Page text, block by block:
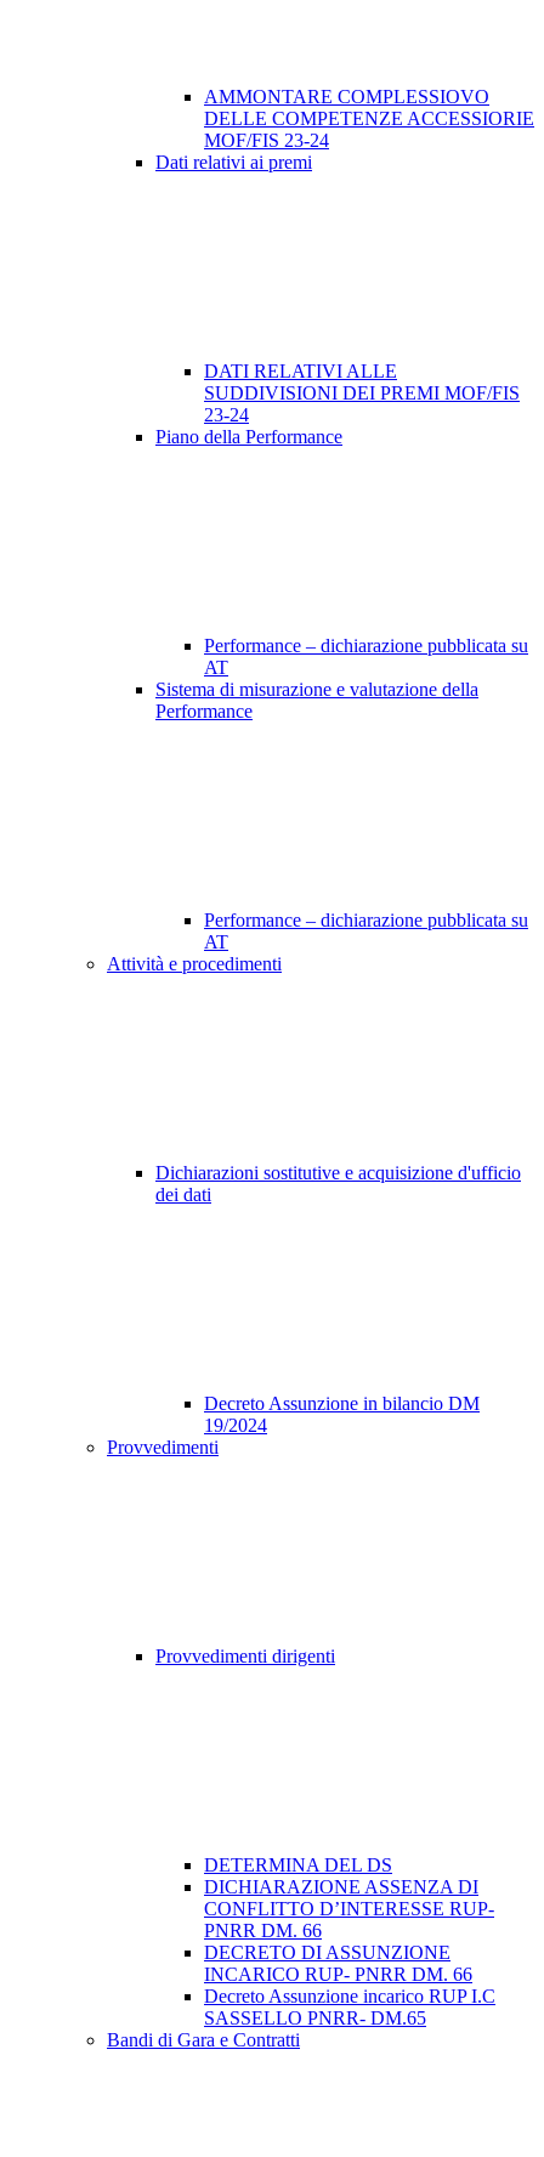
AMMONTARE COMPLESSIOVO
DELLE COMPETENZE ACCESSIORIE
MOF/FIS 23-24
Dati relativi ai premi
DATI RELATIVI ALLE
SUDDIVISIONI DEI PREMI MOF/FIS
23-24
Piano della Performance
Performance – dichiarazione pubblicata su
AT
Sistema di misurazione e valutazione della
Performance
Performance – dichiarazione pubblicata su
AT
Attività e procedimenti
Dichiarazioni sostitutive e acquisizione d'ufficio
dei dati
Decreto Assunzione in bilancio DM
19/2024
Provvedimenti
Provvedimenti dirigenti
DETERMINA DEL DS
DICHIARAZIONE ASSENZA DI
CONFLITTO D’INTERESSE RUP-
PNRR DM. 66
DECRETO DI ASSUNZIONE
INCARICO RUP- PNRR DM. 66
Decreto Assunzione incarico RUP I.C
SASSELLO PNRR- DM.65
Bandi di Gara e Contratti